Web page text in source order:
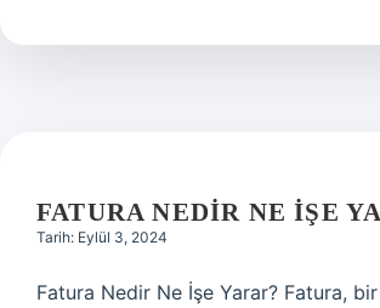
önemi
FATURA NEDIR NE IŞE
Tarih: Eylül 3, 2024
Fatura Nedir Ne İşe Yarar? Fatura,